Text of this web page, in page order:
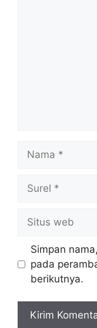
web
Simpan
pada
berikutnya.